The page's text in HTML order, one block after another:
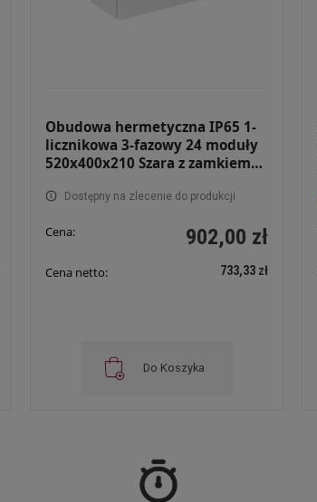
Obudowa hermetyczna IP65 1-
licznikowa 3-fazowy 24 moduły
520x400x210 Szara z zamkiem
Dostępny na zlecenie do produkcji
Cena: 902,00 zł
Cena netto: 733,33 zł
Do Koszyka